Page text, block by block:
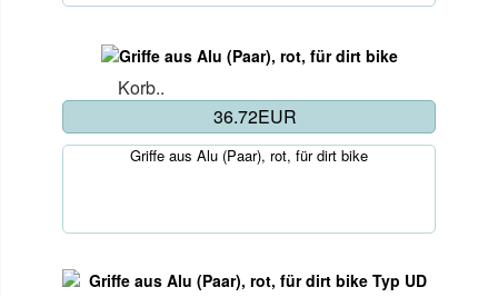
Korb..
36.72EUR
Griffe aus Alu (Paar), rot, für dirt bike